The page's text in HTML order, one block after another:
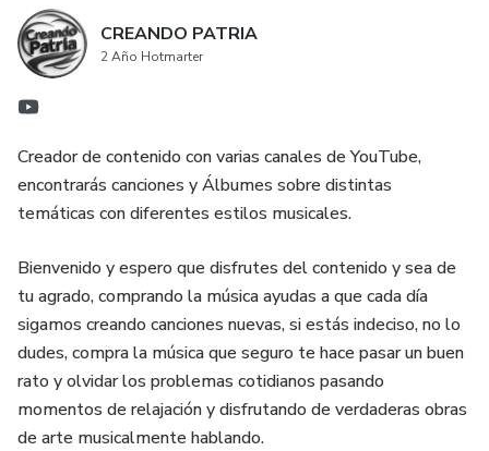
CREANDO PATRIA
2 Año Hotmarter
Creador de contenido con varias canales de YouTube,
encontrarás canciones y Álbumes sobre distintas
temáticas con diferentes estilos musicales.
Bienvenido y espero que disfrutes del contenido y sea de
tu agrado, comprando la música ayudas a que cada día
sigamos creando canciones nuevas, si estás indeciso, no lo
dudes, compra la música que seguro te hace pasar un buen
rato y olvidar los problemas cotidianos pasando
momentos de relajación y disfrutando de verdaderas obras
de arte musicalmente hablando.